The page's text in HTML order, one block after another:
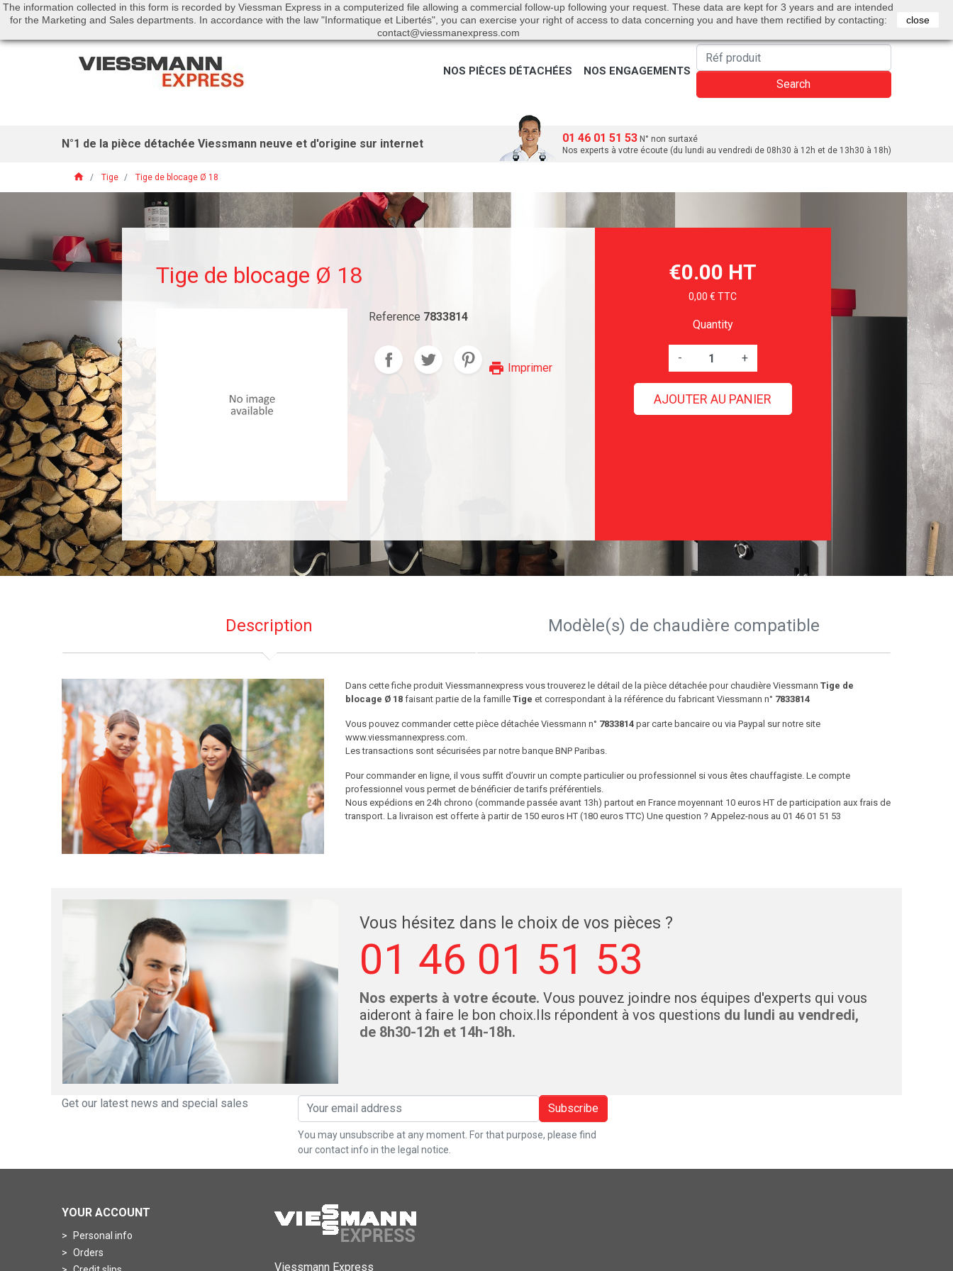
Call us:01 46 01 51 53 English Bienvenue Sign in 0 Cart
NOS PIÈCES DÉTACHÉES NOS ENGAGEMENTS
Search
N°1 de la pièce détachée Viessmann neuve et d'origine sur internet 01 46 01 51 53 N° non surtaxé
Nos experts à votre écoute (du lundi au vendredi de 08h30 à 12h et de 13h30 à 18h)
home Tige Tige de blocage Ø 18
Tige de blocage Ø 18
Reference 7833814
print Imprimer
€0.00 HT
0,00 € TTC
Quantity
- +
AJOUTER AU PANIER
Description Modèle(s) de chaudière compatible
Dans cette fiche produit Viessmannexpress vous trouverez le détail de la pièce détachée pour chaudière Viessmann Tige de
blocage Ø 18faisant partie de la famille Tige et correspondant à la référence du fabricant Viessmann n° 7833814
Vous pouvez commander cette pièce détachée Viessmann n° 7833814par carte bancaire ou via Paypal sur notre site
www.viessmannexpress.com.
Les transactions sont sécurisées par notre banque BNP Paribas.
Pour commander en ligne, il vous suffit d’ouvrir un compte particulier ou professionnel si vous êtes chauffagiste. Le compte
professionnel vous permet de bénéficier de tarifs préférentiels.
Nous expédions en 24h chrono (commande passée avant 13h) partout en France moyennant 10 euros HT de participation aux frais de
transport. La livraison est offerte à partir de 150 euros HT (180 euros TTC) Une question ? Appelez-nous au 01 46 01 51 53
Vous hésitez dans le choix de vos pièces ?
01 46 01 51 53
Nos experts à votre écoute. Vous pouvez joindre nos équipes d'experts qui vous
aideront à faire le bon choix.Ils répondent à vos questions du lundi au vendredi,
de 8h30-12h et 14h-18h.
Get our latest news and special sales Subscribe
You may unsubscribe at any moment. For that purpose, please find
our contact info in the legal notice.
YOUR ACCOUNT
Personal info
Orders
Viessmann Express
The information collected in this form is recorded by Viessman Express in a computerized file allowing a commercial follow-up following your request. These data are kept for 3 years and are intended
for the Marketing and Sales departments. In accordance with the law "Informatique et Libertés", you can exercise your right of access to data concerning you and have them rectified by contacting:
contact@viessmanexpress.com
close